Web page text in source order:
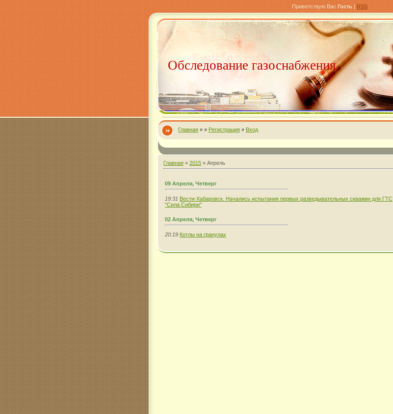
Приветствую Вас Гость | RSS
Обследование газоснабжения
Главная » » Регистрация » Вход
Главная » 2015 » Апрель
09 Апреля, Четверг
19:31 Вести-Хабаровск. Начались испытания первых разведывательных скважин для ГТС
"Сила Сибири"
02 Апреля, Четверг
20:19 Котлы на гранулах